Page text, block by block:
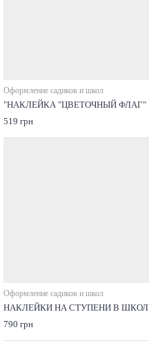
Оформление садиков и школ
"НАКЛЕЙКА "ЦВЕТОЧНЫЙ ФЛАГ"
519 грн
Оформление садиков и школ
НАКЛЕЙКИ НА СТУПЕНИ В
790 грн